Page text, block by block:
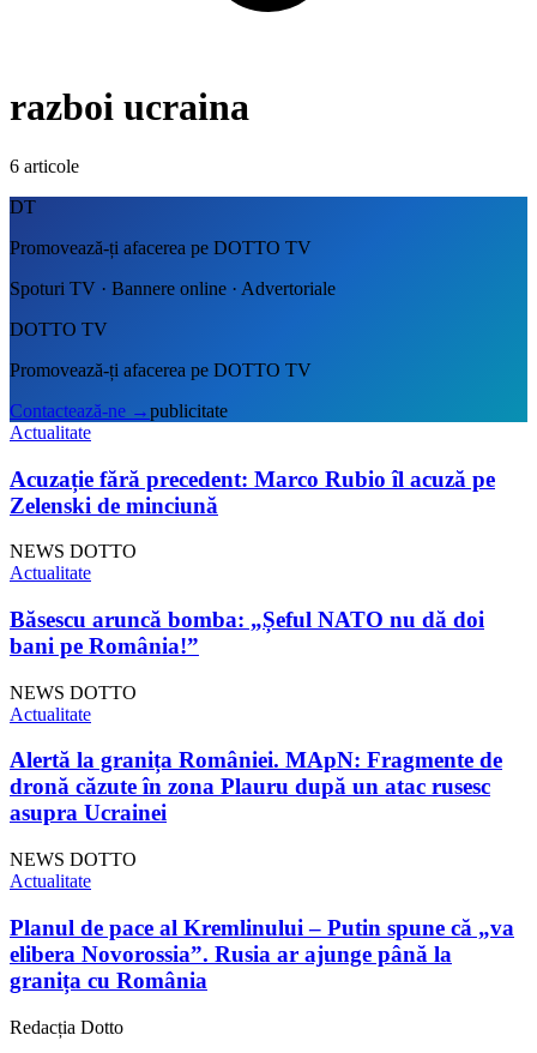
razboi ucraina
6 articole
DT
Promovează-ți afacerea pe DOTTO TV
Spoturi TV · Bannere online · Advertoriale
DOTTO TV
Promovează-ți afacerea pe DOTTO TV
Contactează-ne →publicitate
Actualitate
Acuzație fără precedent: Marco Rubio îl acuză pe
Zelenski de minciună
NEWS DOTTO
Actualitate
Băsescu aruncă bomba: „Șeful NATO nu dă doi
bani pe România!”
NEWS DOTTO
Actualitate
Alertă la granița României. MApN: Fragmente de
dronă căzute în zona Plauru după un atac rusesc
asupra Ucrainei
NEWS DOTTO
Actualitate
Planul de pace al Kremlinului – Putin spune că „va
elibera Novorossia”. Rusia ar ajunge până la
granița cu România
Redacția Dotto